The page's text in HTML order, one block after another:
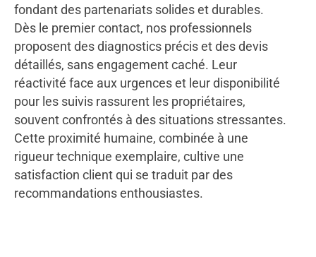
fondant des partenariats solides et durables.
Dès le premier contact, nos professionnels
proposent des diagnostics précis et des devis
détaillés, sans engagement caché. Leur
réactivité face aux urgences et leur disponibilité
pour les suivis rassurent les propriétaires,
souvent confrontés à des situations stressantes.
Cette proximité humaine, combinée à une
rigueur technique exemplaire, cultive une
satisfaction client qui se traduit par des
recommandations enthousiastes.